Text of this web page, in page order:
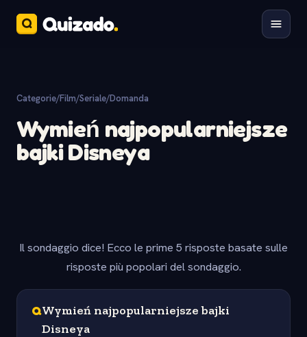
Categorie/Film/Seriale/Domanda
Wymień najpopularniejsze
bajki Disneya
Il sondaggio dice! Ecco le prime 5 risposte basate sulle
risposte più popolari del sondaggio.
QWymień najpopularniejsze bajki
Disneya